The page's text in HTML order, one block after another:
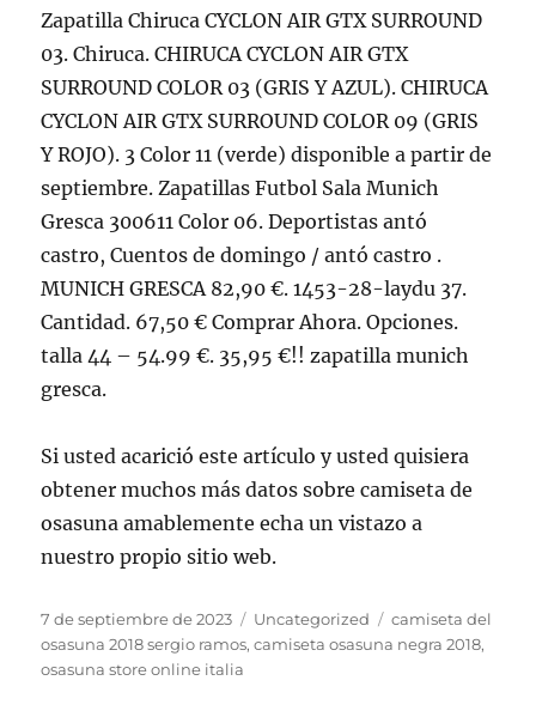
Zapatilla Chiruca CYCLON AIR GTX SURROUND
03. Chiruca. CHIRUCA CYCLON AIR GTX
SURROUND COLOR 03 (GRIS Y AZUL). CHIRUCA
CYCLON AIR GTX SURROUND COLOR 09 (GRIS
Y ROJO). 3 Color 11 (verde) disponible a partir de
septiembre. Zapatillas Futbol Sala Munich
Gresca 300611 Color 06. Deportistas antó
castro, Cuentos de domingo / antó castro .
MUNICH GRESCA 82,90 €. 1453-28-laydu 37.
Cantidad. 67,50 € Comprar Ahora. Opciones.
talla 44 – 54.99 €. 35,95 €!! zapatilla munich
gresca.
Si usted acarició este artículo y usted quisiera
obtener muchos más datos sobre camiseta de
osasuna amablemente echa un vistazo a
nuestro propio sitio web.
Publicado
el
7 de septiembre de 2023 Categorías
Uncategorized Etiquetas
camiseta del
osasuna 2018 sergio ramos,camiseta osasuna negra 2018,
osasuna store online italia